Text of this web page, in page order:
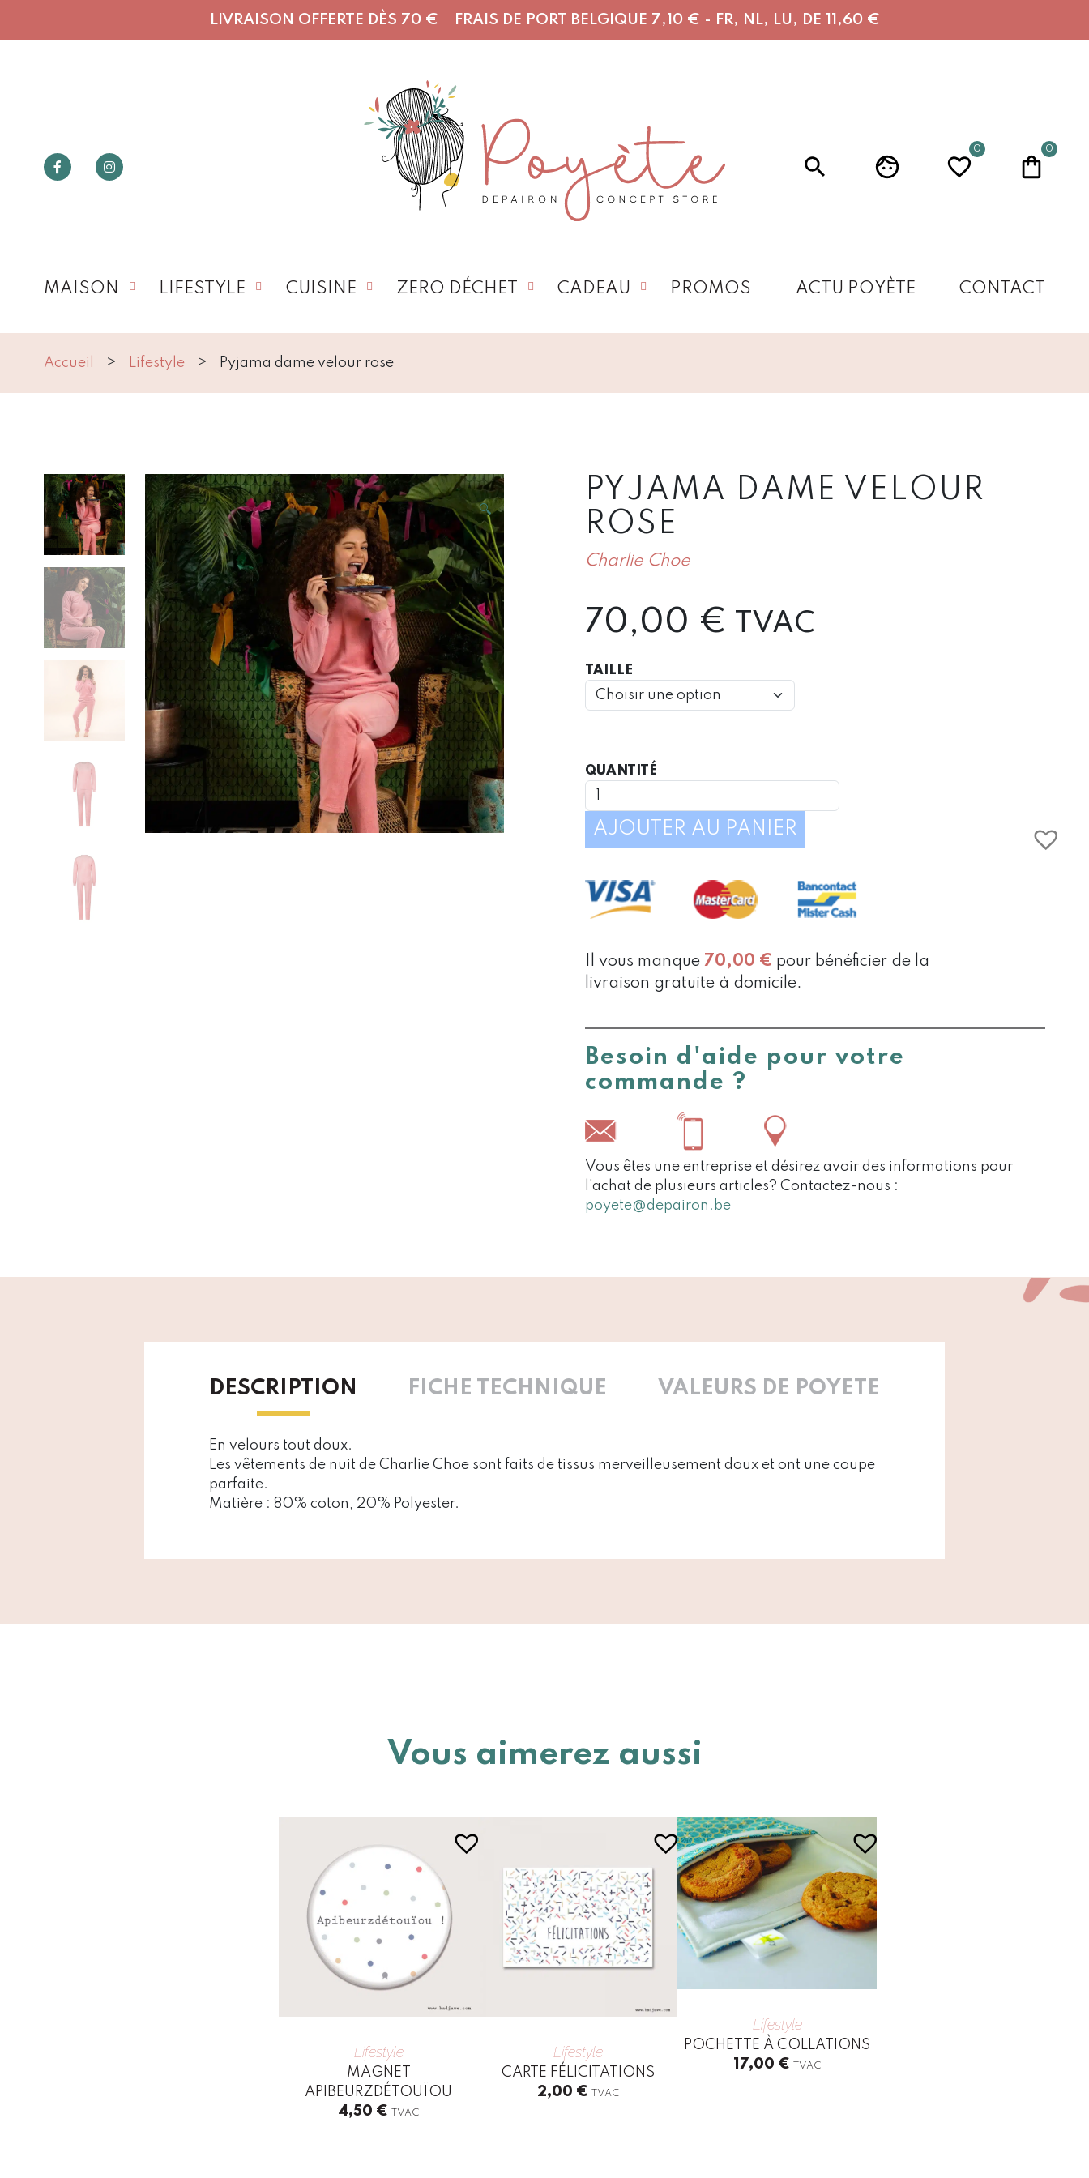
LIVRAISON OFFERTE DÈS 70 € FRAIS DE PORT BELGIQUE 7,10 € - FR, NL, LU, DE 11,60 €
0 0
MAISON LIFESTYLE CUISINE ZERO DÉCHET CADEAU PROMOS ACTU POYÈTE CONTACT
Accueil Lifestyle Pyjama dame velour rose
🔍
PYJAMA DAME VELOUR
ROSE
Charlie Choe
70,00 € TVAC
TAILLE
QUANTITÉ
DAME
AJOUTER AU PANIER
Il vous manque 70,00 € pour bénéficier de la
livraison gratuite à domicile.
Besoin d'aide pour votre
commande ?
Vous êtes une entreprise et désirez avoir des informations pour
l'achat de plusieurs articles? Contactez-nous :
poyete@depairon.be
DESCRIPTION FICHE TECHNIQUE VALEURS DE POYETE
En velours tout doux.
Les vêtements de nuit de Charlie Choe sont faits de tissus merveilleusement doux et ont une coupe
parfaite.
Matière : 80% coton, 20% Polyester.
Vous aimerez aussi
Lifestyle
MAGNET
APIBEURZDÉTOUÏOU
4,50 € TVAC
Lifestyle
CARTE FÉLICITATIONS
2,00 € TVAC
Lifestyle
POCHETTE À COLLATIONS
17,00 € TVAC